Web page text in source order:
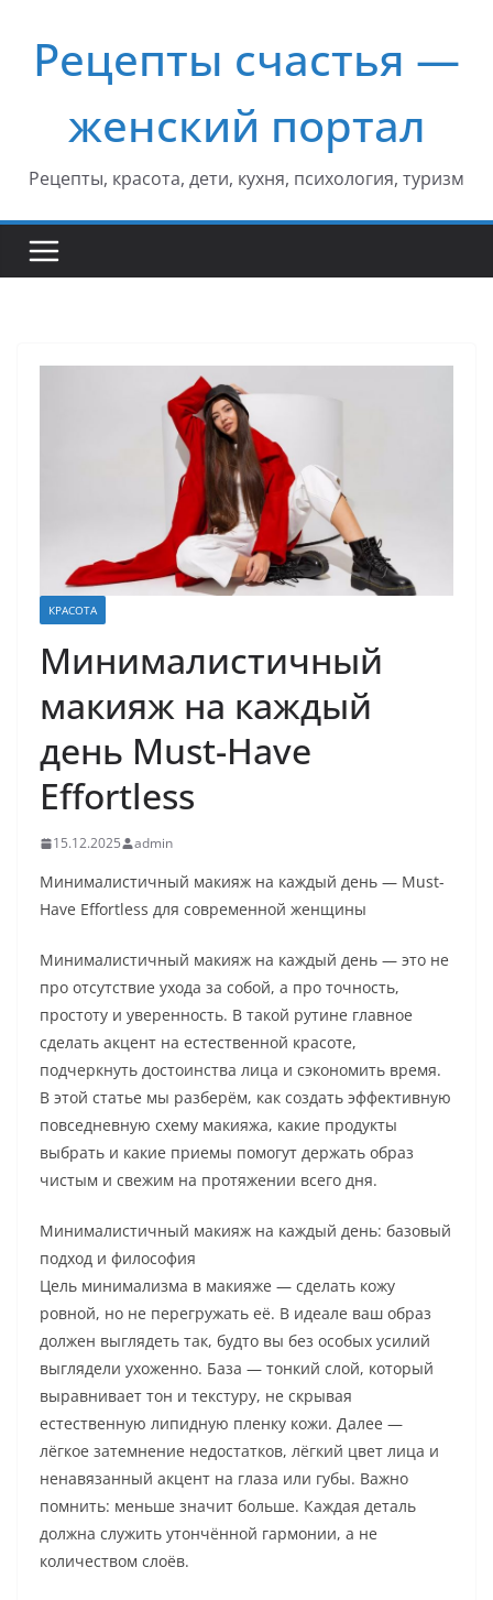
содержимому
Рецепты счастья —
женский портал
Рецепты, красота, дети, кухня, психология, туризм
КРАСОТА
Минималистичный
макияж на каждый
день Must-Have
Effortless
15.12.2025 admin
Минималистичный макияж на каждый день — Must-
Have Effortless для современной женщины
Минималистичный макияж на каждый день — это не
про отсутствие ухода за собой, а про точность,
простоту и уверенность. В такой рутине главное
сделать акцент на естественной красоте,
подчеркнуть достоинства лица и сэкономить время.
В этой статье мы разберём, как создать эффективную
повседневную схему макияжа, какие продукты
выбрать и какие приемы помогут держать образ
чистым и свежим на протяжении всего дня.
Минималистичный макияж на каждый день: базовый
подход и философия
Цель минимализма в макияже — сделать кожу
ровной, но не перегружать её. В идеале ваш образ
должен выглядеть так, будто вы без особых усилий
выглядели ухоженно. База — тонкий слой, который
выравнивает тон и текстуру, не скрывая
естественную липидную пленку кожи. Далее —
лёгкое затемнение недостатков, лёгкий цвет лица и
ненавязанный акцент на глаза или губы. Важно
помнить: меньше значит больше. Каждая деталь
должна служить утончённой гармонии, а не
количеством слоёв.